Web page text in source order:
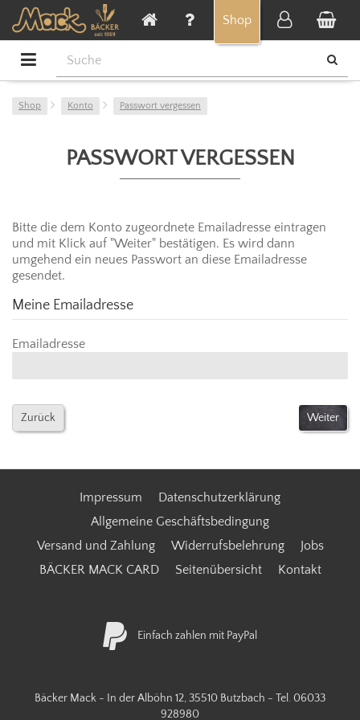
Shop
Shop Konto Passwort vergessen
PASSWORT VERGESSEN
Bitte die dem Konto zugeordnete Emailadresse eintragen
und mit Klick auf "Weiter" bestätigen. Es wird dann
umgehend ein neues Passwort an diese Emailadresse
gesendet.
Meine Emailadresse
Emailadresse
Zurück
Impressum
Datenschutzerklärung
Allgemeine Geschäftsbedingung
Versand und Zahlung
Widerrufsbelehrung
Jobs
BÄCKER MACK CARD
Seitenübersicht Kontakt
Einfach zahlen mit PayPal
Bäcker Mack - In der Alböhn 12, 35510 Butzbach - Tel. 06033
928980
Cookie-Einstellungen